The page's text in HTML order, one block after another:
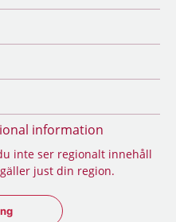
information
inte ser regionalt innehåll
just din region.
regionsväljaren